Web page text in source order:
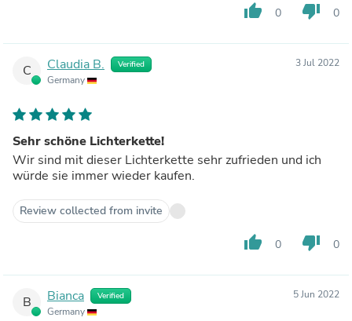
thumb_up 0 thumb_down 0
C Claudia B. Verified
Germany
3 Jul 2022
Sehr schöne Lichterkette!
Wir sind mit dieser Lichterkette sehr zufrieden und ich
würde sie immer wieder kaufen.
Review collected from invite
thumb_up 0 thumb_down 0
B Bianca Verified
Germany
5 Jun 2022